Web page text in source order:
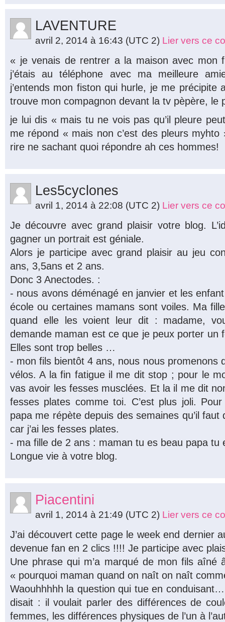
LAVENTURE
avril 2, 2014 à 16:43 (UTC 2) Lier vers ce
« je venais de rentrer a la maison avec mon
j’étais au téléphone avec ma meilleure
j’entends mon fiston qui hurle, je me précipite
trouve mon compagnon devant la tv pèpère, le
je lui dis « mais tu ne vois pas qu’il pleure
me répond « mais non c’est des pleurs myhto
rire ne sachant quoi répondre ah ces hommes!
Les5cyclones
avril 1, 2014 à 22:08 (UTC 2) Lier vers ce
Je découvre avec grand plaisir votre blog.
gagner un portrait est géniale.
Alors je participe avec grand plaisir au jeu
ans, 3,5ans et 2 ans.
Donc 3 Anectodes. :
- nous avons déménagé en janvier et les
école ou certaines mamans sont voiles. Ma
quand elle les voient leur dit : madame,
demande maman est ce que je peux porter un
Elles sont trop belles …
- mon fils bientôt 4 ans, nous nous promenons
vélos. A la fin fatigue il me dit stop ; pour le
vas avoir les fesses musclées. Et la il me dit
fesses plates comme toi. C’est plus joli.
papa me répète depuis des semaines qu’il
car j’ai les fesses plates.
- ma fille de 2 ans : maman tu es beau papa tu
Longue vie à votre blog.
Piacentini
avril 1, 2014 à 21:49 (UTC 2) Lier vers ce
J’ai découvert cette page le week end dernier
devenue fan en 2 clics !!!! Je participe avec
Une phrase qui m’a marqué de mon fils aîné
« pourquoi maman quand on naît on naît
Waouhhhhh la question qui tue en conduisant…
disait : il voulait parler des différences de
femmes, les différences physiques de l’un à